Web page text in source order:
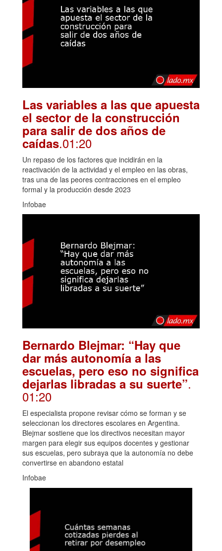
Las variables a las que apuesta
el sector de la construcción
para salir de dos años de
caídas.01:20
Un repaso de los factores que incidirán en la
reactivación de la actividad y el empleo en las obras,
tras una de las peores contracciones en el empleo
formal y la producción desde 2023
Infobae
Bernardo Blejmar: “Hay que
dar más autonomía a las
escuelas, pero eso no significa
dejarlas libradas a su suerte”.
01:20
El especialista propone revisar cómo se forman y se
seleccionan los directores escolares en Argentina.
Blejmar sostiene que los directivos necesitan mayor
margen para elegir sus equipos docentes y gestionar
sus escuelas, pero subraya que la autonomía no debe
convertirse en abandono estatal
Infobae